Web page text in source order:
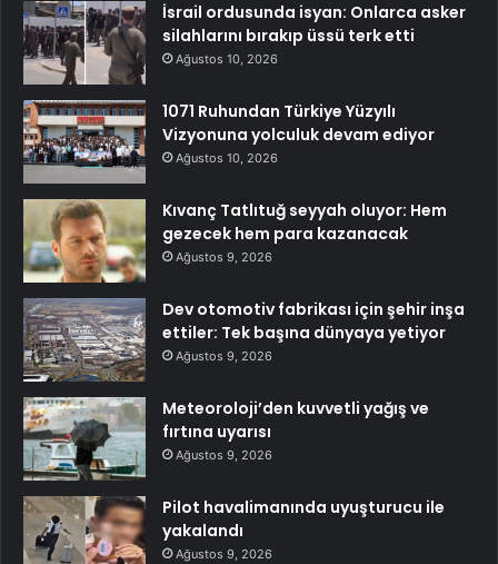
İsrail ordusunda isyan: Onlarca asker
silahlarını bırakıp üssü terk etti
Ağustos 10, 2026
1071 Ruhundan Türkiye Yüzyılı
Vizyonuna yolculuk devam ediyor
Ağustos 10, 2026
Kıvanç Tatlıtuğ seyyah oluyor: Hem
gezecek hem para kazanacak
Ağustos 9, 2026
Dev otomotiv fabrikası için şehir inşa
ettiler: Tek başına dünyaya yetiyor
Ağustos 9, 2026
Meteoroloji’den kuvvetli yağış ve
fırtına uyarısı
Ağustos 9, 2026
Pilot havalimanında uyuşturucu ile
yakalandı
Ağustos 9, 2026